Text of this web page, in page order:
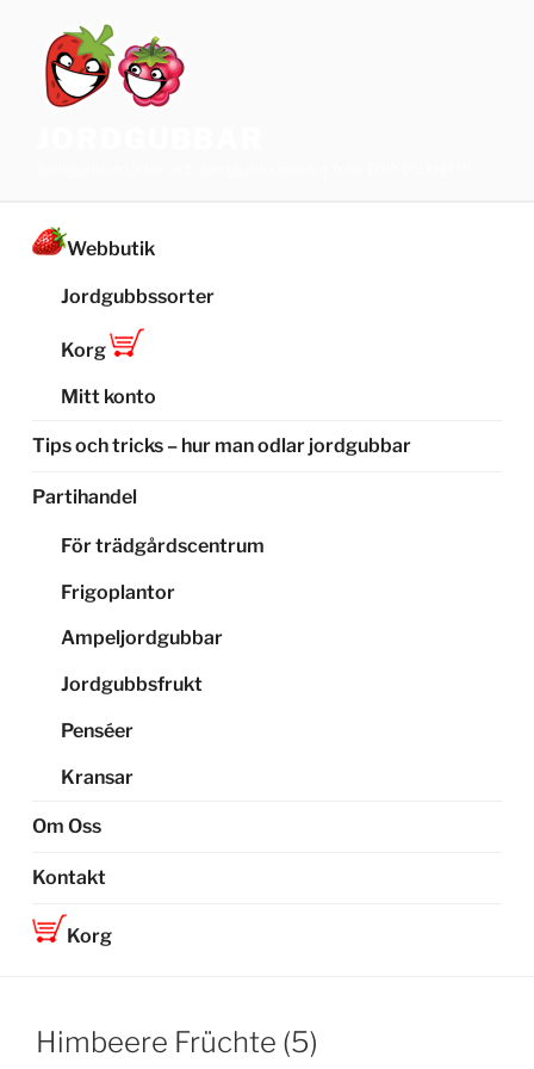
innehåll
Webbutik
Jordgubbssorter
Korg
Mitt konto
Tips och tricks – hur man odlar jordgubbar
Partihandel
För trädgårdscentrum
Frigoplantor
Ampeljordgubbar
Jordgubbsfrukt
Penséer
Kransar
Om Oss
Kontakt
Korg
Himbeere Früchte (5)